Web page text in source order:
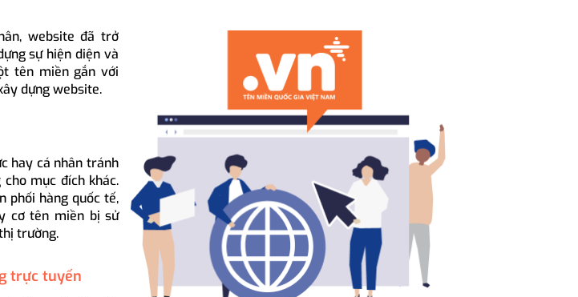
website đã trở
sự hiện diện và
tên miền gắn với
dựng website.
hay cá nhân tránh
mục đích khác.
phối hàng quốc tế,
cơ tên miền bị sử
trường.
trực tuyến